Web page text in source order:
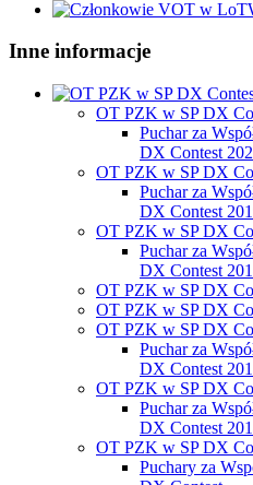
Inne informacje
OT PZK w SP DX
Puchar za
DX Contest
OT PZK w SP DX
Puchar za
DX Contest
OT PZK w SP DX
Puchar za
DX Contest
OT PZK w SP DX
OT PZK w SP DX
OT PZK w SP DX
Puchar za
DX Contest
OT PZK w SP DX
Puchar za
DX Contest
OT PZK w SP DX
Puchary za